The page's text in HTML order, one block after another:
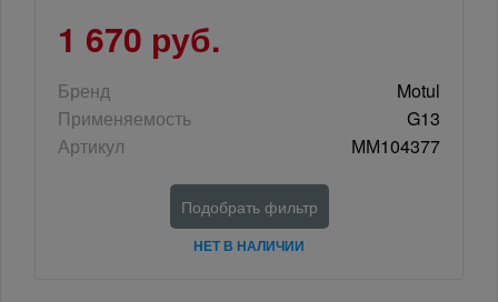
1 670 руб.
Бренд
Motul
Применяемость
G13
Артикул
ММ104377
Подобрать фильтр
НЕТ В НАЛИЧИИ